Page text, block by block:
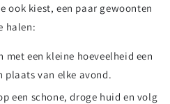
ook kiest, een paar gewoonten
halen:
een kleine hoeveelheid een
plaats van elke avond.
een schone, droge huid en volg